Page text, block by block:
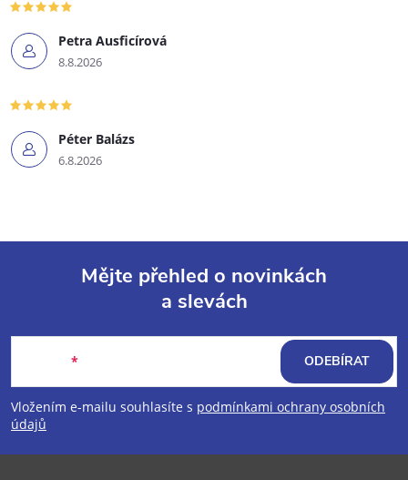
Petra Ausficírová
8.8.2026
Péter Balázs
6.8.2026
p
a
Mějte přehled o novinkách
a slevách
Vložením e-mailu souhlasíte s podmínkami ochrany osobních
údajů
ODEBÍRAT